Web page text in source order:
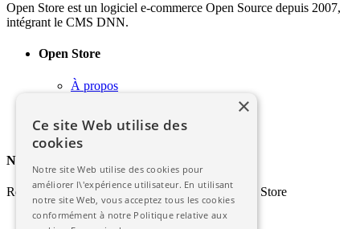
Open Store est un logiciel e-commerce Open Source depuis 2007,
intégrant le CMS DNN.
Open Store
À propos
Mentions légales
Newsletter
Restez informés des dernières nouveautés d'Open Store
×
Ce site Web utilise des
cookies
Notre site Web utilise des cookies pour
améliorer l\'expérience utilisateur. En utilisant
notre site Web, vous acceptez tous les cookies
conformément à notre Politique relative aux